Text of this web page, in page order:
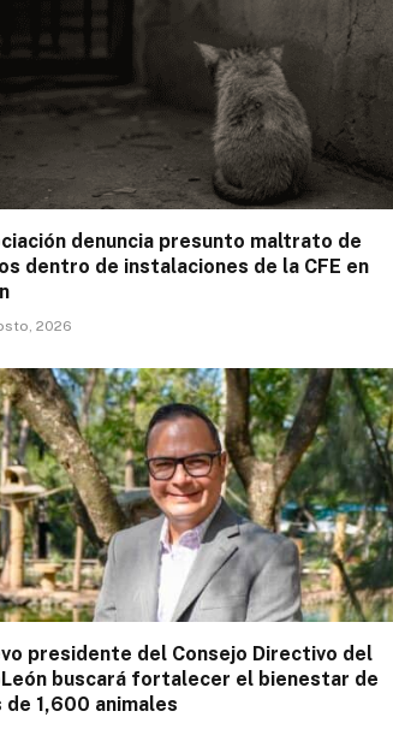
denuncia presunto maltrato de
dentro de instalaciones de la CFE en
2026
presidente del Consejo Directivo del
buscará fortalecer el bienestar de
de 1,600 animales